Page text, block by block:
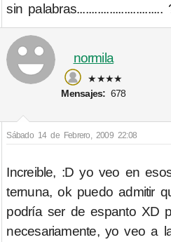
sin palabras.............................
normila
★★★★
Mensajes: 678
Sábado 14 de Febrero, 2009 22:08
Increible, :D yo veo en
ternuna, ok puedo admitir
podría ser de espanto XD
necesariamente, yo veo a